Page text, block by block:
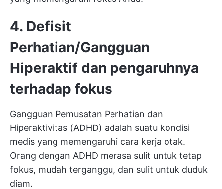
4. Defisit
Perhatian/Gangguan
Hiperaktif dan pengaruhnya
terhadap fokus
Gangguan Pemusatan Perhatian dan
Hiperaktivitas (ADHD) adalah suatu kondisi
medis yang memengaruhi cara kerja otak.
Orang dengan ADHD merasa sulit untuk tetap
fokus, mudah terganggu, dan sulit untuk duduk
diam.